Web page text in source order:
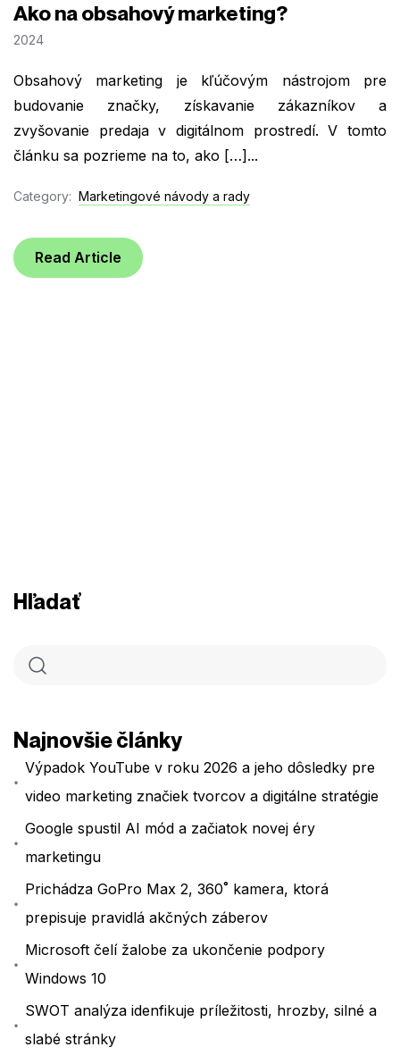
Ako na obsahový marketing?
2024
Obsahový marketing je kľúčovým nástrojom pre
budovanie značky, získavanie zákazníkov a
zvyšovanie predaja v digitálnom prostredí. V tomto
článku sa pozrieme na to, ako […]...
Category: Marketingové návody a rady
Read Article
Hľadať
Najnovšie články
Výpadok YouTube v roku 2026 a jeho dôsledky pre
video marketing značiek tvorcov a digitálne stratégie
Google spustil AI mód a začiatok novej éry
marketingu
Prichádza GoPro Max 2, 360˚ kamera, ktorá
prepisuje pravidlá akčných záberov
Microsoft čelí žalobe za ukončenie podpory
Windows 10
SWOT analýza idenfikuje príležitosti, hrozby, silné a
slabé stránky